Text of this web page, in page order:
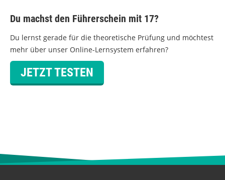
Du machst den Führerschein mit 17?
Du lernst gerade für die theoretische Prüfung und möchtest
mehr über unser Online-Lernsystem erfahren?
JETZT TESTEN